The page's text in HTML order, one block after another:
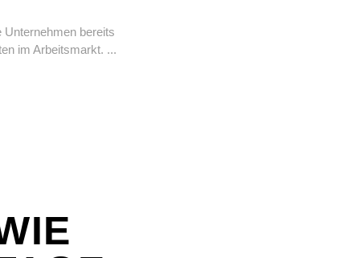
Unternehmen bereits
im Arbeitsmarkt.